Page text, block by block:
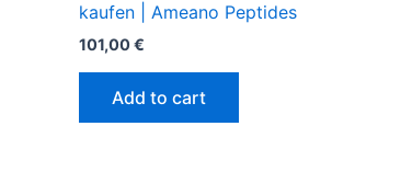
kaufen | Ameano Peptides
101,00€
Add to cart